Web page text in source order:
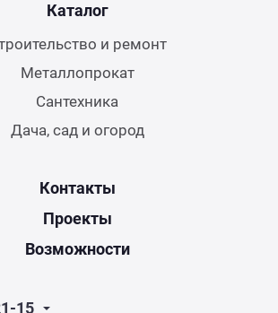
Каталог
и ремонт
Металлопрокат
Сантехника
Дача, сад и огород
Контакты
Проекты
Возможности
15